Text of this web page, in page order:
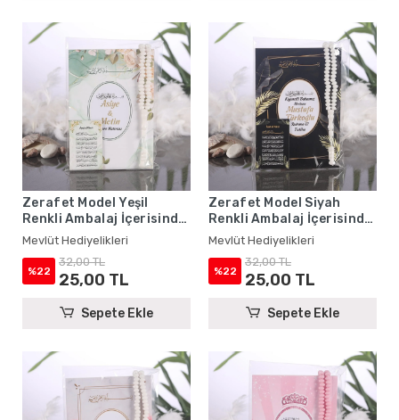
Zerafet Model Yeşil
Renkli Ambalaj İçerisinde
Yasin Kitabı, Magnet ve
Tesbih - Mevlüt
Hediyelikleri
Mevlüt Hediyelikleri
%22
32,00 TL
25,00 TL
Sepete Ekle
Zerafet Model Siyah
Renkli Ambalaj İçerisinde
Yasin Kitabı, Magnet ve
Tesbih - Mevlüt
Hediyelikleri
Mevlüt Hediyelikleri
%22
32,00 TL
25,00 TL
Sepete Ekle